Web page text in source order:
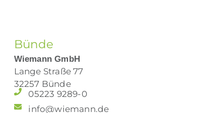
Bünde
Wiemann GmbH
Lange Straße 77
32257 Bünde
05223 9289-0
info@wiemann.de